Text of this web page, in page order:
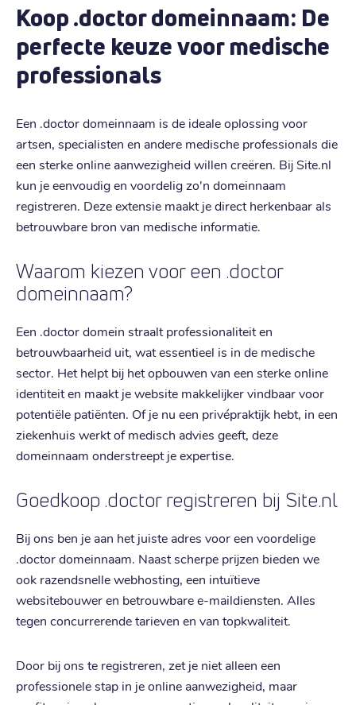
Koop .doctor domeinnaam: De
perfecte keuze voor medische
professionals
Een .doctor domeinnaam is de ideale oplossing voor
artsen, specialisten en andere medische professionals die
een sterke online aanwezigheid willen creëren. Bij Site.nl
kun je eenvoudig en voordelig zo'n domeinnaam
registreren. Deze extensie maakt je direct herkenbaar als
betrouwbare bron van medische informatie.
Waarom kiezen voor een .doctor
domeinnaam?
Een .doctor domein straalt professionaliteit en
betrouwbaarheid uit, wat essentieel is in de medische
sector. Het helpt bij het opbouwen van een sterke online
identiteit en maakt je website makkelijker vindbaar voor
potentiële patiënten. Of je nu een privépraktijk hebt, in een
ziekenhuis werkt of medisch advies geeft, deze
domeinnaam onderstreept je expertise.
Goedkoop .doctor registreren bij Site.nl
Bij ons ben je aan het juiste adres voor een voordelige
.doctor domeinnaam. Naast scherpe prijzen bieden we
ook razendsnelle webhosting, een intuïtieve
websitebouwer en betrouwbare e-maildiensten. Alles
tegen concurrerende tarieven en van topkwaliteit.
Door bij ons te registreren, zet je niet alleen een
professionele stap in je online aanwezigheid, maar